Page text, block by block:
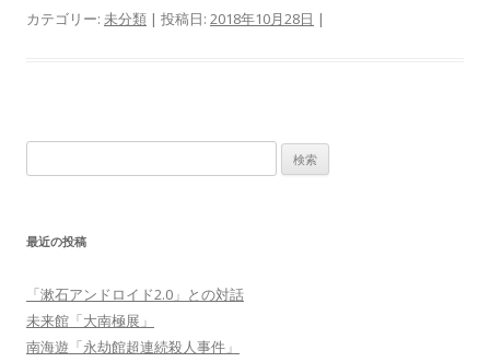
カテゴリー: 未分類 | 投稿日: 2018年10月28日 |
最近の投稿
「漱石アンドロイド2.0」との対話
未来館「大南極展」
南海遊「永劫館超連続殺人事件」